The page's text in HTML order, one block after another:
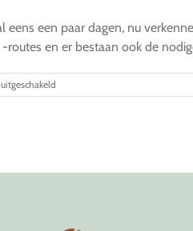
een paar dagen, nu
en er bestaan ook de
Kennismaken
smaakt